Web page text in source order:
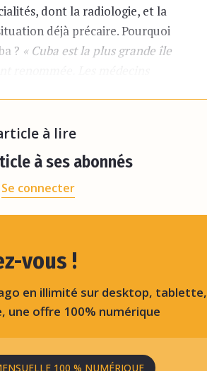
dont la radiologie, et la
déjà précaire. Pourquoi
? « Cuba est la plus grande île
à lire
à ses abonnés
Se connecter
vous !
en illimité sur desktop, tablette,
une offre 100% numérique
100 % NUMÉRIQUE